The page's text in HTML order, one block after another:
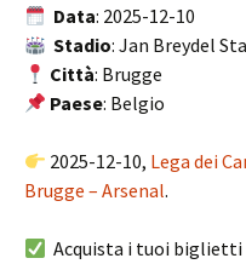
Data: 2025-12-10
Stadio: Jan Breydel
Città: Brugge
Paese: Belgio
2025-12-10, Lega dei
Brugge – Arsenal.
Acquista i tuoi